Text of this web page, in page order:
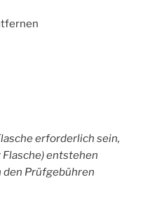
erforderlich sein,
entstehen
den Prüfgebühren